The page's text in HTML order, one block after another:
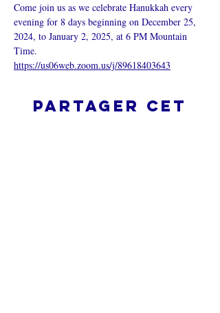
Come join us as we celebrate Hanukkah every
evening for 8 days beginning on December 25,
2024, to January 2, 2025, at 6 PM Mountain
Time.
https://us06web.zoom.us/j/89618403643
Partager cet